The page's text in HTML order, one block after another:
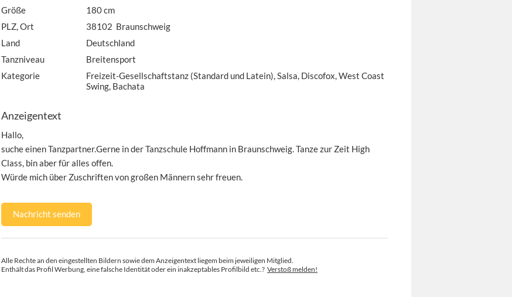
Größe
180 cm
PLZ, Ort
38102 Braunschweig
Land
Deutschland
Tanzniveau
Breitensport
Kategorie
Freizeit-Gesellschaftstanz (Standard und Latein), Salsa, Discofox, West Coast
Swing, Bachata
Anzeigentext
Hallo,
suche einen Tanzpartner.Gerne in der Tanzschule Hoffmann in Braunschweig. Tanze zur Zeit High
Class, bin aber für alles offen.
Würde mich über Zuschriften von großen Männern sehr freuen.
Nachricht senden
Alle Rechte an den eingestellten Bildern sowie dem Anzeigentext liegem beim jeweiligen Mitglied.
Enthält das Profil Werbung, eine falsche Identität oder ein inakzeptables Profilbild etc.? Verstoß melden!